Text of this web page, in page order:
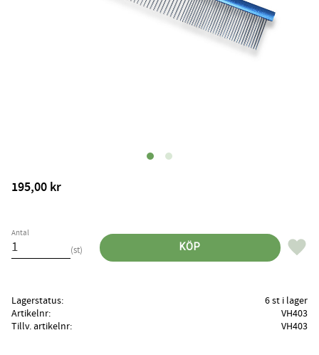
195,00 kr
Antal
st KÖP Lägg
Lagerstatus
6 st i lager
Artikelnr
VH403
Tillv. artikelnr
VH403